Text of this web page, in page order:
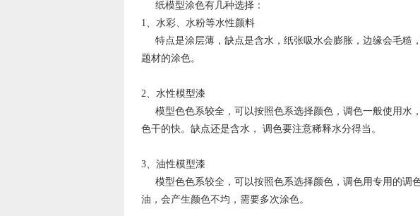
纸模型涂色有几种选择：
1、水彩、水粉等水性颜料
特点是涂层薄，缺点是含水，纸张吸水会膨胀，边缘会毛糙
题材的涂色。
2、水性模型漆
模型色色系较全，可以按照色系选择颜色，调色一般使用水
色干的快。缺点还是含水， 调色要注意稀释水分得当。
3、油性模型漆
模型色色系较全，可以按照色系选择颜色，调色用专用的调
油，会产生颜色不均，需要多次涂色。